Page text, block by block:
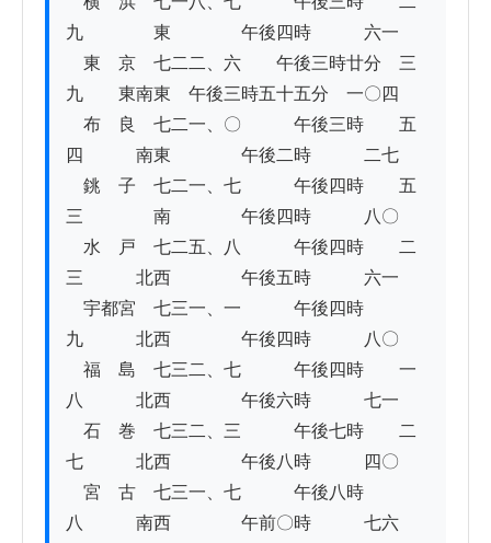
九　　　　東　　　　午後四時　　　六一
東　京　七二二、六　　午後三時廿分　三
九　　東南東　午後三時五十五分　一〇四
布　良　七二一、〇　　　午後三時　　五
四　　　南東　　　　午後二時　　　二七
銚　子　七二一、七　　　午後四時　　五
三　　　　南　　　　午後四時　　　八〇
水　戸　七二五、八　　　午後四時　　二
三　　　北西　　　　午後五時　　　六一
宇都宮　七三一、一　　　午後四時
九　　　北西　　　　午後四時　　　八〇
福　島　七三二、七　　　午後四時　　一
八　　　北西　　　　午後六時　　　七一
石　巻　七三二、三　　　午後七時　　二
七　　　北西　　　　午後八時　　　四〇
宮　古　七三一、七　　　午後八時
八　　　南西　　　　午前〇時　　　七六